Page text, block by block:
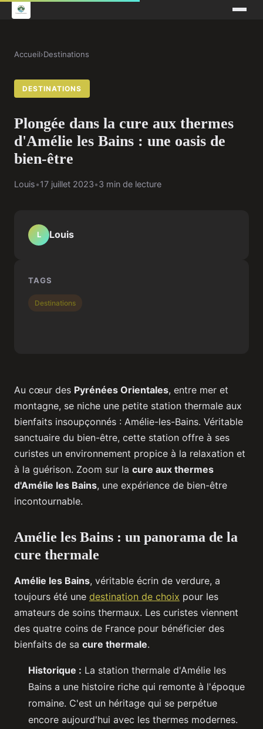
Accueil›Destinations
DESTINATIONS
Plongée dans la cure aux thermes
d'Amélie les Bains : une oasis de
bien-être
Louis•17 juillet 2023•3 min de lecture
Au cœur des Pyrénées Orientales, entre mer et
montagne, se niche une petite station thermale aux
bienfaits insoupçonnés : Amélie-les-Bains. Véritable
sanctuaire du bien-être, cette station offre à ses
curistes un environnement propice à la relaxation et
à la guérison. Zoom sur la cure aux thermes
d'Amélie les Bains, une expérience de bien-être
incontournable.
Amélie les Bains : un panorama de la
cure thermale
Amélie les Bains, véritable écrin de verdure, a
toujours été une destination de choix pour les
amateurs de soins thermaux. Les curistes viennent
des quatre coins de France pour bénéficier des
bienfaits de sa cure thermale.
Historique : La station thermale d'Amélie les
Bains a une histoire riche qui remonte à l'époque
romaine. C'est un héritage qui se perpétue
encore aujourd'hui avec les thermes modernes.
L Louis
TAGS
Destinations